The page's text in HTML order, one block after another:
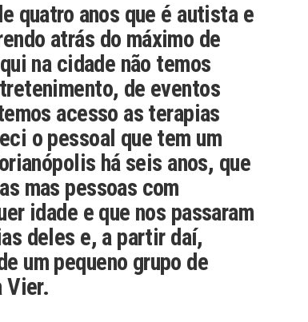
quatro anos que é autista e
atrás do máximo de
na cidade não temos
de eventos
acesso as terapias
o pessoal que tem um
há seis anos, que
mas pessoas com
idade e que nos passaram
deles e, a partir daí,
um pequeno grupo de
Vier.